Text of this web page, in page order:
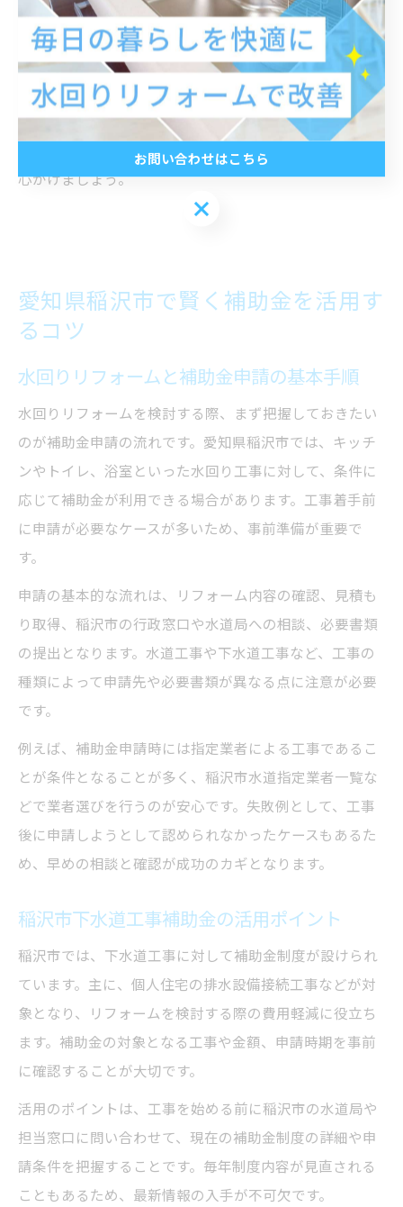
きるまで複数回の相談や質問を重ねることが、安心のリ
フォームにつながります。
また、工事中の生活動線や水道の一時停止など、生活へ
の影響についても事前に説明を受けておくと安心です。
信頼関係を築くためにも、丁寧なコミュニケーションを
心がけましょう。
愛知県稲沢市で賢く補助金を活用す
るコツ
水回りリフォームと補助金申請の基本手順
水回りリフォームを検討する際、まず把握しておきたい
のが補助金申請の流れです。愛知県稲沢市では、キッチ
ンやトイレ、浴室といった水回り工事に対して、条件に
応じて補助金が利用できる場合があります。工事着手前
に申請が必要なケースが多いため、事前準備が重要で
す。
申請の基本的な流れは、リフォーム内容の確認、見積も
り取得、稲沢市の行政窓口や水道局への相談、必要書類
の提出となります。水道工事や下水道工事など、工事の
種類によって申請先や必要書類が異なる点に注意が必要
です。
例えば、補助金申請時には指定業者による工事であるこ
とが条件となることが多く、稲沢市水道指定業者一覧な
どで業者選びを行うのが安心です。失敗例として、工事
後に申請しようとして認められなかったケースもあるた
め、早めの相談と確認が成功のカギとなります。
稲沢市下水道工事補助金の活用ポイント
稲沢市では、下水道工事に対して補助金制度が設けられ
ています。主に、個人住宅の排水設備接続工事などが対
象となり、リフォームを検討する際の費用軽減に役立ち
ます。補助金の対象となる工事や金額、申請時期を事前
に確認することが大切です。
活用のポイントは、工事を始める前に稲沢市の水道局や
担当窓口に問い合わせて、現在の補助金制度の詳細や申
請条件を把握することです。毎年制度内容が見直される
こともあるため、最新情報の入手が不可欠です。
お問い合わせはこちら
お問い合わせはこちら